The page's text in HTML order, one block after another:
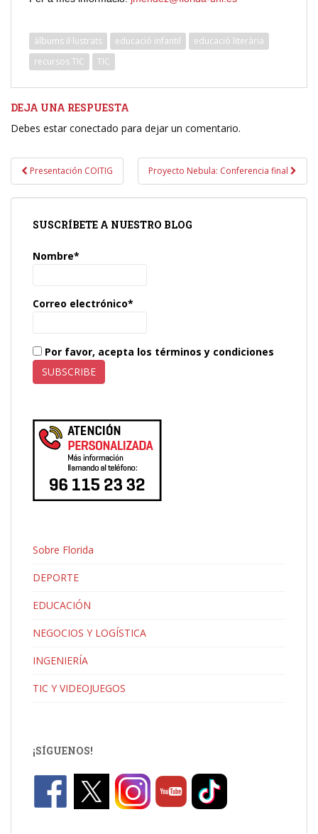
àlbums il·lustrats educació infantil
educació literària
recursos TIC
TIC
DEJA UNA RESPUESTA
Debes estar conectado para dejar un comentario.
Navegación
de
entradas
Presentación COITIG Proyecto Nebula: Conferencia final
SUSCRÍBETE A NUESTRO BLOG
Nombre*
Correo electrónico*
Por favor, acepta los términos y condiciones
Sobre Florida
DEPORTE
EDUCACIÓN
NEGOCIOS Y LOGÍSTICA
INGENIERÍA
TIC Y VIDEOJUEGOS
¡SÍGUENOS!